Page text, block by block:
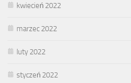
kwiecień 2022
marzec 2022
luty 2022
styczeń 2022